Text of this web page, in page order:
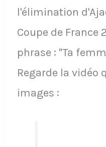
l'élimination
Coupe de France
phrase : "Ta
Regarde la vidéo
images :